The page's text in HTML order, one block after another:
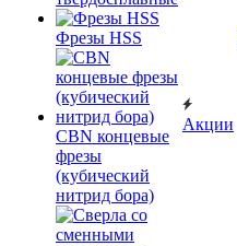
Фрезы HSS
CBN концевые
фрезы
(кубический
нитрид бора)
Акции